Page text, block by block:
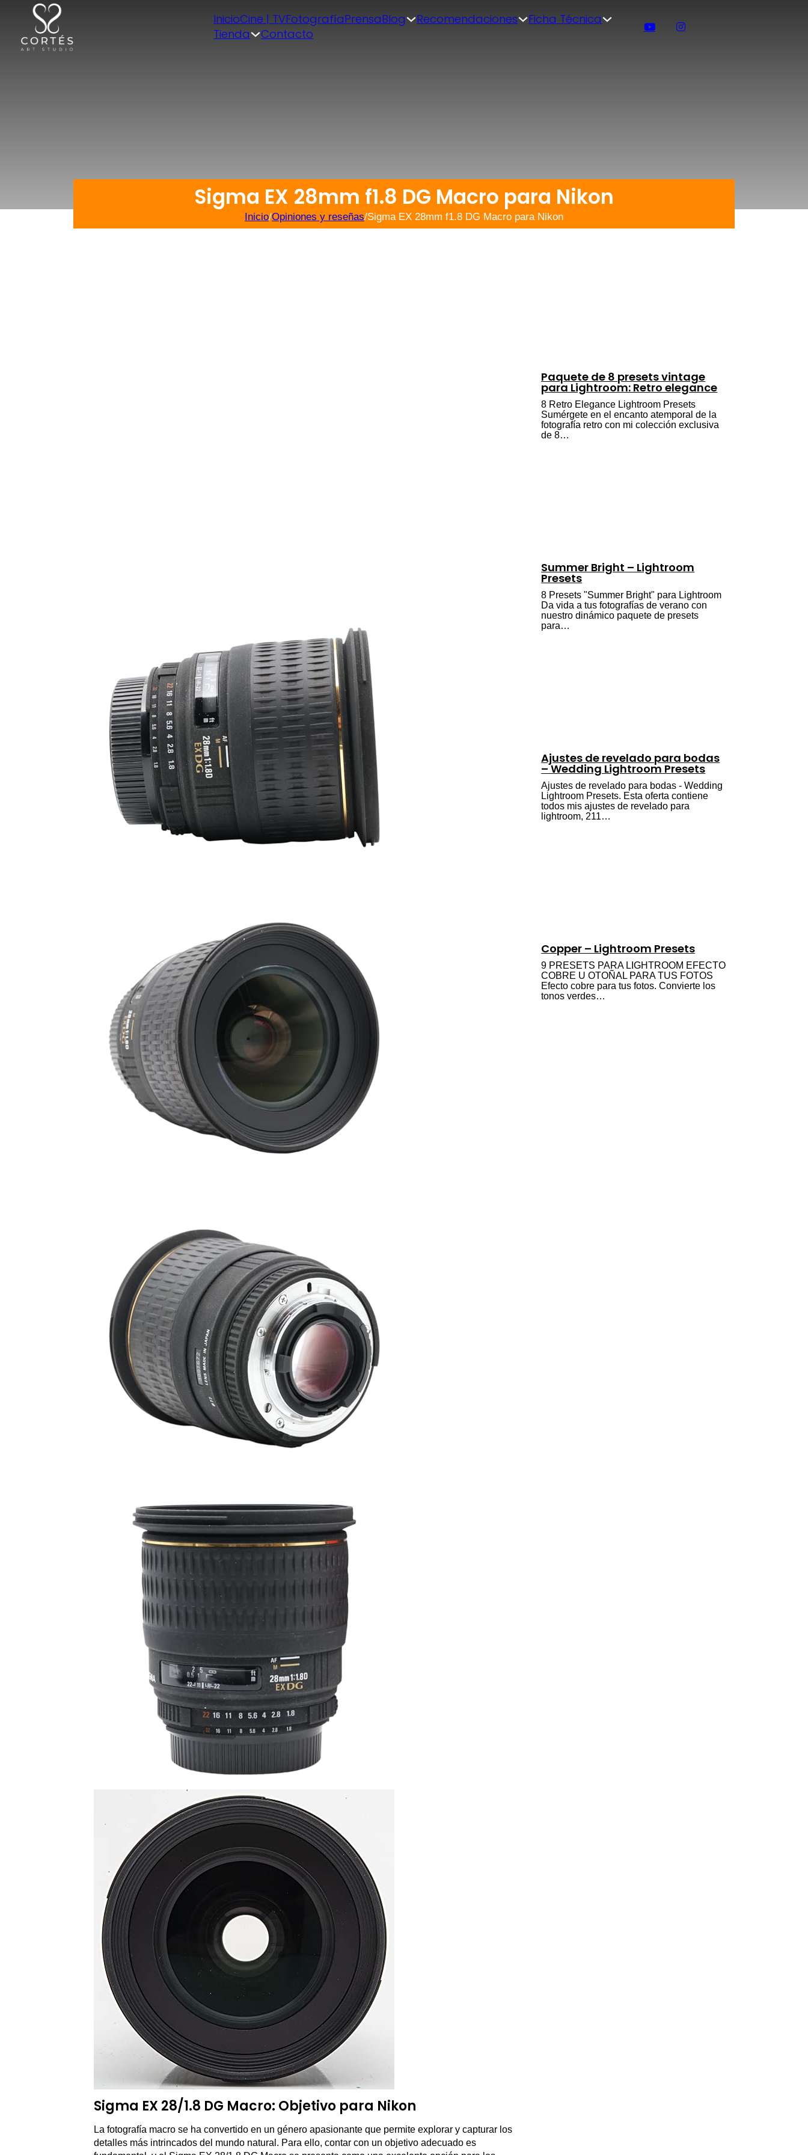
InicioCine | TVFotografíaPrensaBlog Recomendaciones
Ficha Técnica
Tienda
Contacto
Sigma EX 28mm f1.8 DG Macro para Nikon
Inicio/Opiniones y reseñas/Sigma EX 28mm f1.8 DG Macro para Nikon
Sigma EX 28/1.8 DG Macro: Objetivo para Nikon
La fotografía macro se ha convertido en un género apasionante que permite explorar y capturar los
detalles más intrincados del mundo natural. Para ello, contar con un objetivo adecuado es
Paquete de 8 presets vintage
para Lightroom: Retro elegance
8 Retro Elegance Lightroom Presets
Sumérgete en el encanto atemporal de la
fotografía retro con mi colección exclusiva
de 8…
Summer Bright – Lightroom
Presets
8 Presets "Summer Bright" para Lightroom
Da vida a tus fotografías de verano con
nuestro dinámico paquete de presets
para…
Ajustes de revelado para bodas
– Wedding Lightroom Presets
Ajustes de revelado para bodas - Wedding
Lightroom Presets. Esta oferta contiene
todos mis ajustes de revelado para
lightroom, 211…
Copper – Lightroom Presets
9 PRESETS PARA LIGHTROOM EFECTO
COBRE U OTOÑAL PARA TUS FOTOS
Efecto cobre para tus fotos. Convierte los
tonos verdes…